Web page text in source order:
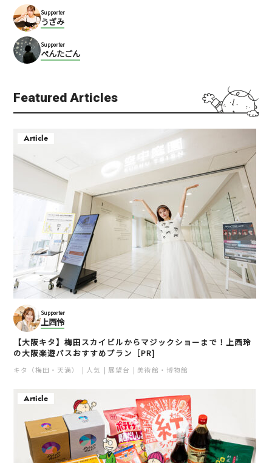
Supporter
うざみ
Supporter
ぺんたごん
Featured Articles
Article
Supporter
上西怜
【大阪キタ】梅田スカイビルからマジックショーまで！上西玲
の大阪楽遊パスおすすめプラン［PR]
キタ（梅田・天満） 人気 展望台 美術館・博物館
Article